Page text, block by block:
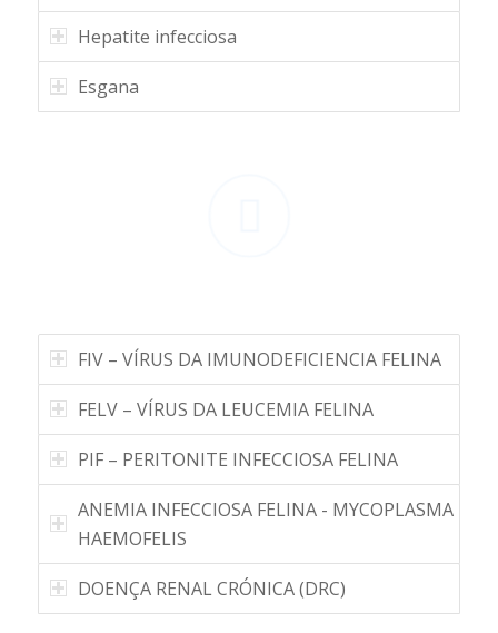
Hepatite infecciosa
Esgana
FIV – VÍRUS DA IMUNODEFICIENCIA FELINA
FELV – VÍRUS DA LEUCEMIA FELINA
PIF – PERITONITE INFECCIOSA FELINA
ANEMIA INFECCIOSA FELINA - MYCOPLASMA
HAEMOFELIS
DOENÇA RENAL CRÓNICA (DRC)